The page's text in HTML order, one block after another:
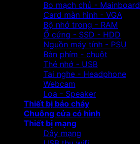
Bo mạch chủ - Mainboard
Card màn hình - VGA
Bộ nhớ trong - RAM
Ổ cứng - SSD - HDD
Nguồn máy tính - PSU
Bàn phím - chuột
Thẻ nhớ - USB
Tai nghe - Headphone
Webcam
Loa - Speaker
Thiết bị báo cháy
Chuông cửa có hình
Thiết bị mạng
Dây mạng